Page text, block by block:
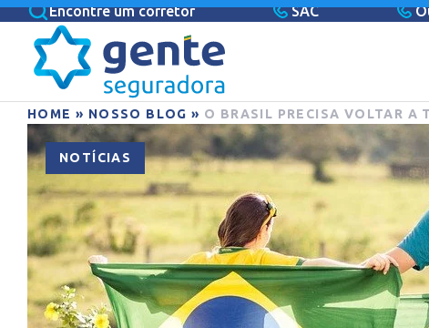
Encontre um corretor SAC
HOME » NOSSO BLOG » O BRASIL PRECISA VOLTAR A
NOTÍCIAS